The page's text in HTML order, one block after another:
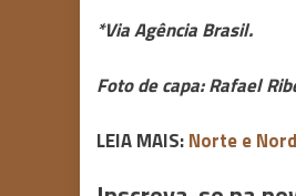
*Via Agência Brasil.
Foto de capa: Rafael
LEIA MAIS:Norte e